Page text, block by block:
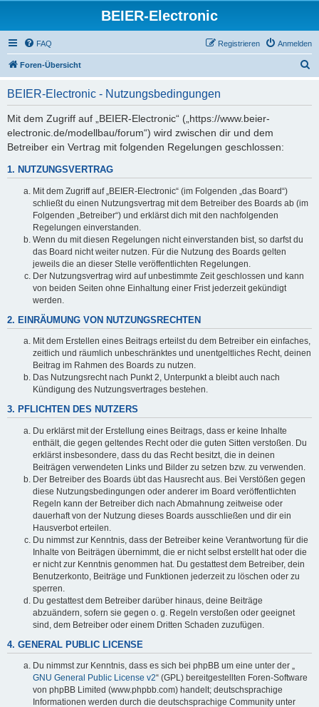
BEIER-Electronic
FAQ Anmelden
Registrieren
Foren-Übersicht
BEIER-Electronic - Nutzungsbedingungen
Mit dem Zugriff auf „BEIER-Electronic“ („https://www.beier-
electronic.de/modellbau/forum“) wird zwischen dir und dem
Betreiber ein Vertrag mit folgenden Regelungen geschlossen:
1. NUTZUNGSVERTRAG
Mit dem Zugriff auf „BEIER-Electronic“ (im Folgenden „das Board“)
schließt du einen Nutzungsvertrag mit dem Betreiber des Boards ab (im
Folgenden „Betreiber“) und erklärst dich mit den nachfolgenden
Regelungen einverstanden.
Wenn du mit diesen Regelungen nicht einverstanden bist, so darfst du
das Board nicht weiter nutzen. Für die Nutzung des Boards gelten
jeweils die an dieser Stelle veröffentlichten Regelungen.
Der Nutzungsvertrag wird auf unbestimmte Zeit geschlossen und kann
von beiden Seiten ohne Einhaltung einer Frist jederzeit gekündigt
werden.
2. EINRÄUMUNG VON NUTZUNGSRECHTEN
Mit dem Erstellen eines Beitrags erteilst du dem Betreiber ein einfaches,
zeitlich und räumlich unbeschränktes und unentgeltliches Recht, deinen
Beitrag im Rahmen des Boards zu nutzen.
Das Nutzungsrecht nach Punkt 2, Unterpunkt a bleibt auch nach
Kündigung des Nutzungsvertrages bestehen.
3. PFLICHTEN DES NUTZERS
Du erklärst mit der Erstellung eines Beitrags, dass er keine Inhalte
enthält, die gegen geltendes Recht oder die guten Sitten verstoßen. Du
erklärst insbesondere, dass du das Recht besitzt, die in deinen
Beiträgen verwendeten Links und Bilder zu setzen bzw. zu verwenden.
Der Betreiber des Boards übt das Hausrecht aus. Bei Verstößen gegen
diese Nutzungsbedingungen oder anderer im Board veröffentlichten
Regeln kann der Betreiber dich nach Abmahnung zeitweise oder
dauerhaft von der Nutzung dieses Boards ausschließen und dir ein
Hausverbot erteilen.
Du nimmst zur Kenntnis, dass der Betreiber keine Verantwortung für die
Inhalte von Beiträgen übernimmt, die er nicht selbst erstellt hat oder die
er nicht zur Kenntnis genommen hat. Du gestattest dem Betreiber, dein
Benutzerkonto, Beiträge und Funktionen jederzeit zu löschen oder zu
sperren.
Du gestattest dem Betreiber darüber hinaus, deine Beiträge
abzuändern, sofern sie gegen o. g. Regeln verstoßen oder geeignet
sind, dem Betreiber oder einem Dritten Schaden zuzufügen.
4. GENERAL PUBLIC LICENSE
Du nimmst zur Kenntnis, dass es sich bei phpBB um eine unter der „
GNU General Public License v2“ (GPL) bereitgestellten Foren-Software
von phpBB Limited (www.phpbb.com) handelt; deutschsprachige
Informationen werden durch die deutschsprachige Community unter